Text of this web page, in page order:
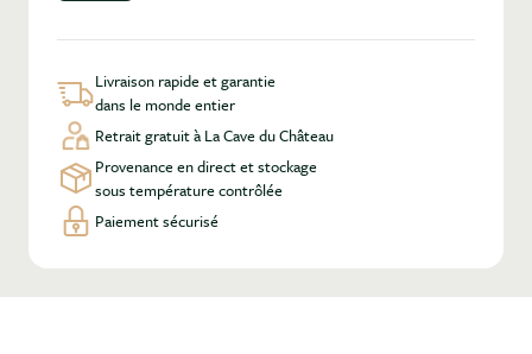
Livraison rapide et garantie
dans le monde entier
Retrait gratuit à La Cave du Château
Provenance en direct et stockage
sous température contrôlée
Paiement sécurisé